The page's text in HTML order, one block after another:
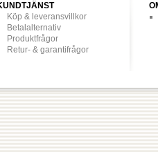
Köp & leveransvillkor
Betalalternativ
Produktfrågor
Retur- & garantifrågor